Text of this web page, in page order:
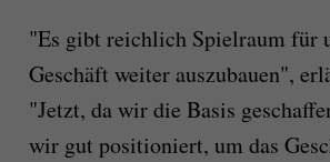
"Es gibt reichlich Spielraum für
Geschäft weiter auszubauen",
"Jetzt, da wir die Basis
wir gut positioniert, um das